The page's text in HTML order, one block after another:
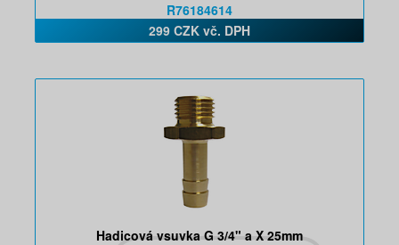
R76184614
299 CZK vč. DPH
Hadicová vsuvka G 3/4" a X 25mm